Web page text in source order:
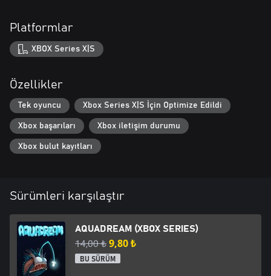
Platformlar
XBOX Series X|S
Özellikler
Tek oyuncu Xbox Series X|S İçin Optimize Edildi
Xbox başarıları Xbox iletişim durumu
Xbox bulut kayıtları
Sürümleri karşılaştır
AQUADREAM (XBOX SERIES)
14,00 ₺9,80 ₺
BU SÜRÜM